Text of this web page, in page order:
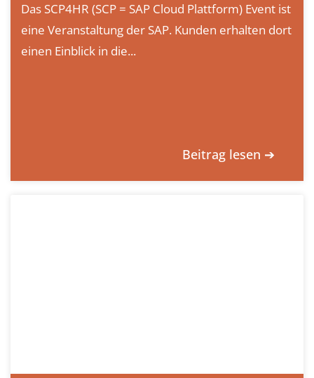
Das SCP4HR (SCP = SAP Cloud Plattform) Event ist
eine Veranstaltung der SAP. Kunden erhalten dort
einen Einblick in die...
Beitrag lesen ➔